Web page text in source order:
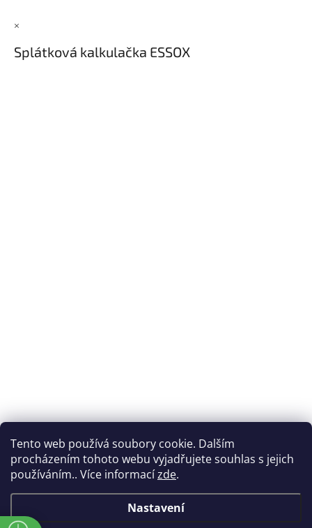
Tento web používá soubory cookie. Dalším
procházením tohoto webu vyjadřujete souhlas s jejich
používáním.. Více informacízde.
Nastavení
×
Splátková kalkulačka ESSOX